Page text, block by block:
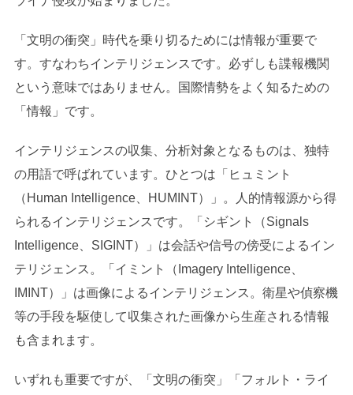
「文明の衝突」時代を乗り切るためには情報が重要で
す。すなわちインテリジェンスです。必ずしも諜報機関
という意味ではありません。国際情勢をよく知るための
「情報」です。
インテリジェンスの収集、分析対象となるものは、独特
の用語で呼ばれています。ひとつは「ヒュミント
（Human Intelligence、HUMINT）」。人的情報源から得
られるインテリジェンスです。「シギント（Signals
Intelligence、SIGINT）」は会話や信号の傍受によるイン
テリジェンス。「イミント（Imagery Intelligence、
IMINT）」は画像によるインテリジェンス。衛星や偵察機
等の手段を駆使して収集された画像から生産される情報
も含まれます。
いずれも重要ですが、「文明の衝突」「フォルト・ライ